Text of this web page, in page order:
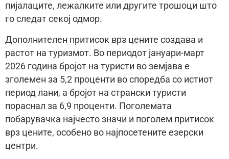
пијалаците, лежалките или другите трошоци што
го следат секој одмор.
Дополнителен притисок врз цените создава и
растот на туризмот. Во периодот јануари-март
2026 година бројот на туристи во земјава е
зголемен за 5,2 проценти во споредба со истиот
период лани, а бројот на странски туристи
пораснал за 6,9 проценти. Поголемата
побарувачка најчесто значи и поголем притисок
врз цените, особено во најпосетените езерски
центри.